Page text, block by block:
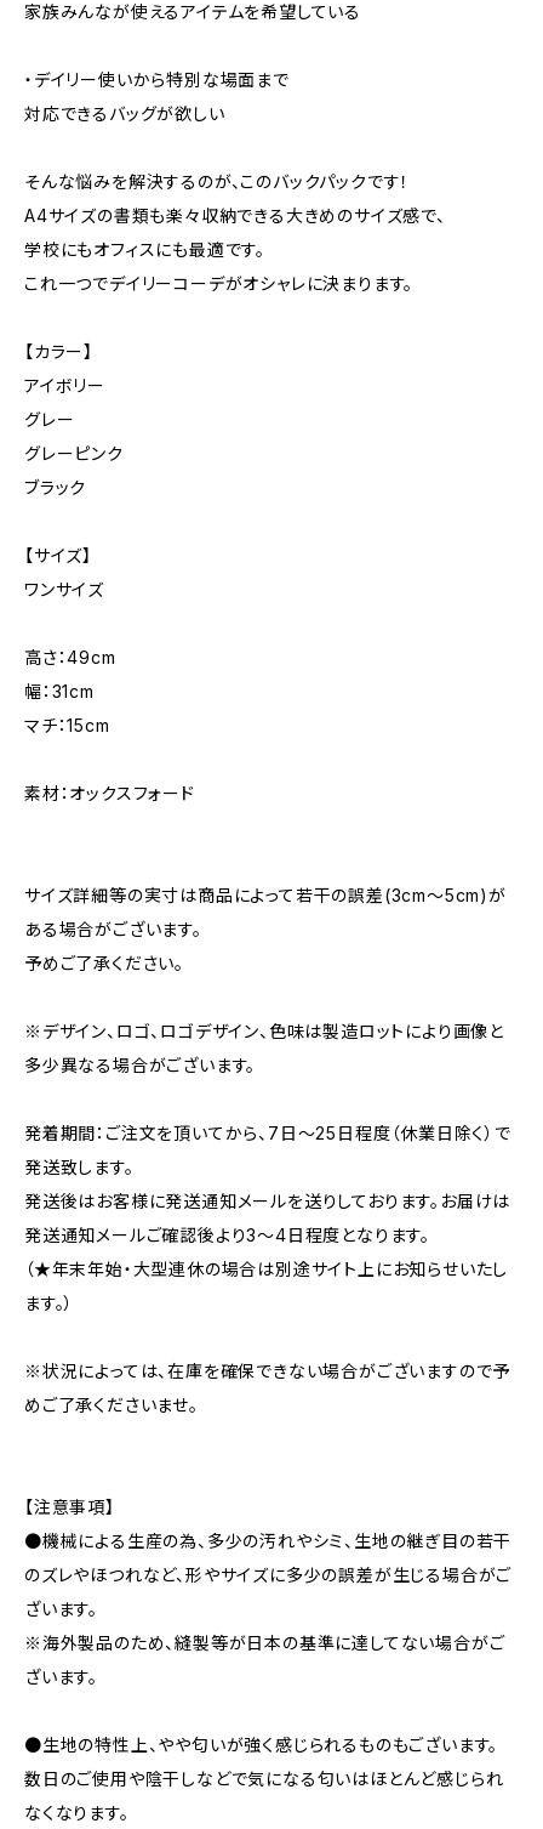
家族みんなが使えるアイテムを希望している
・デイリー使いから特別な場面まで
対応できるバッグが欲しい
そんな悩みを解決するのが、このバックパックです！
A4サイズの書類も楽々収納できる大きめのサイズ感で、
学校にもオフィスにも最適です。
これ一つでデイリーコーデがオシャレに決まります。
【カラー】
アイボリー
グレー
グレーピンク
ブラック
【サイズ】
ワンサイズ
高さ：49cm
幅：31cm
マチ：15cm
素材：オックスフォード
サイズ詳細等の実寸は商品によって若干の誤差(3cm〜5cm)が
ある場合がございます。
予めご了承ください。
※デザイン、ロゴ、ロゴデザイン、色味は製造ロットにより画像と
多少異なる場合がございます。
発着期間：ご注文を頂いてから、7日〜25日程度（休業日除く）で
発送致します。
発送後はお客様に発送通知メールを送りしております。お届けは
発送通知メールご確認後より3〜4日程度となります。
（★年末年始・大型連休の場合は別途サイト上にお知らせいたし
ます。）
※状況によっては、在庫を確保できない場合がございますので予
めご了承くださいませ。
【注意事項】
●機械による生産の為、多少の汚れやシミ、生地の継ぎ目の若干
のズレやほつれなど、形やサイズに多少の誤差が生じる場合がご
ざいます。
※海外製品のため、縫製等が日本の基準に達してない場合がご
ざいます。
●生地の特性上、やや匂いが強く感じられるものもございます。
数日のご使用や陰干しなどで気になる匂いはほとんど感じられ
なくなります。